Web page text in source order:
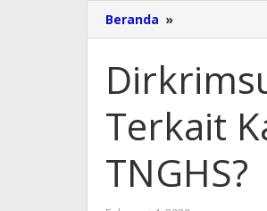
Beranda »
Polda
Diganti,
Terkait
Kasus
Tambang
di
TNGHS?
Terkait
TNGHS?